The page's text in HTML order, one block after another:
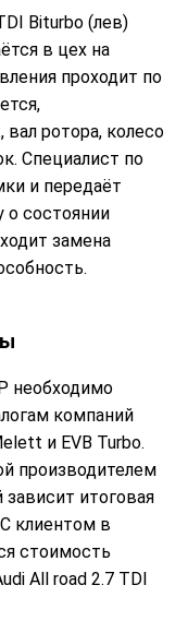
Biturbo (лев)
в цех на
проходит по
ротора, колесо
Специалист по
и передаёт
состоянии
замена
необходимо
компаний
и EVB Turbo.
производителем
итоговая
клиентом в
стоимость
All road 2.7 TDI